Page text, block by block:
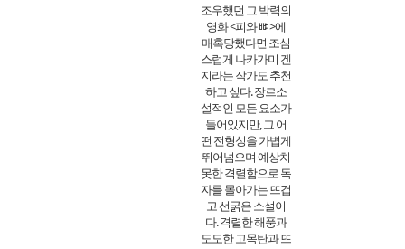
조우했던 그 박력의
영화 <피와 뼈>에
매혹당했다면 조심
스럽게 나카가미 겐
지라는 작가도 추천
하고 싶다. 장르소
설적인 모든 요소가
들어있지만, 그 어
떤 전형성을 가볍게
뛰어넘으며 예상치
못한 격렬함으로 독
자를 몰아가는 뜨겁
고 선굵은 소설이
다. 격렬한 해풍과
도도한 고목탄과 뜨